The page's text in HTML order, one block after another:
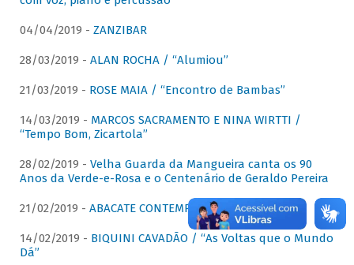
04/04/2019 - ZANZIBAR
28/03/2019 - ALAN ROCHA / “Alumiou”
21/03/2019 - ROSE MAIA / “Encontro de Bambas”
14/03/2019 - MARCOS SACRAMENTO E NINA WIRTTI /
“Tempo Bom, Zicartola”
28/02/2019 - Velha Guarda da Mangueira canta os 90
Anos da Verde-e-Rosa e o Centenário de Geraldo Pereira
21/02/2019 - ABACATE CONTEMPORÂNEO
14/02/2019 - BIQUINI CAVADÃO / “As Voltas que o Mundo
Dá”